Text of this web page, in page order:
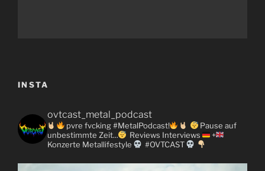
INSTA
ovtcast_metal_podcast
pvre fvcking #MetalPodcast!
Pause auf
unbestimmte Zeit...
Reviews Interviews
+
Konzerte Metallifestyle #OVTCAST